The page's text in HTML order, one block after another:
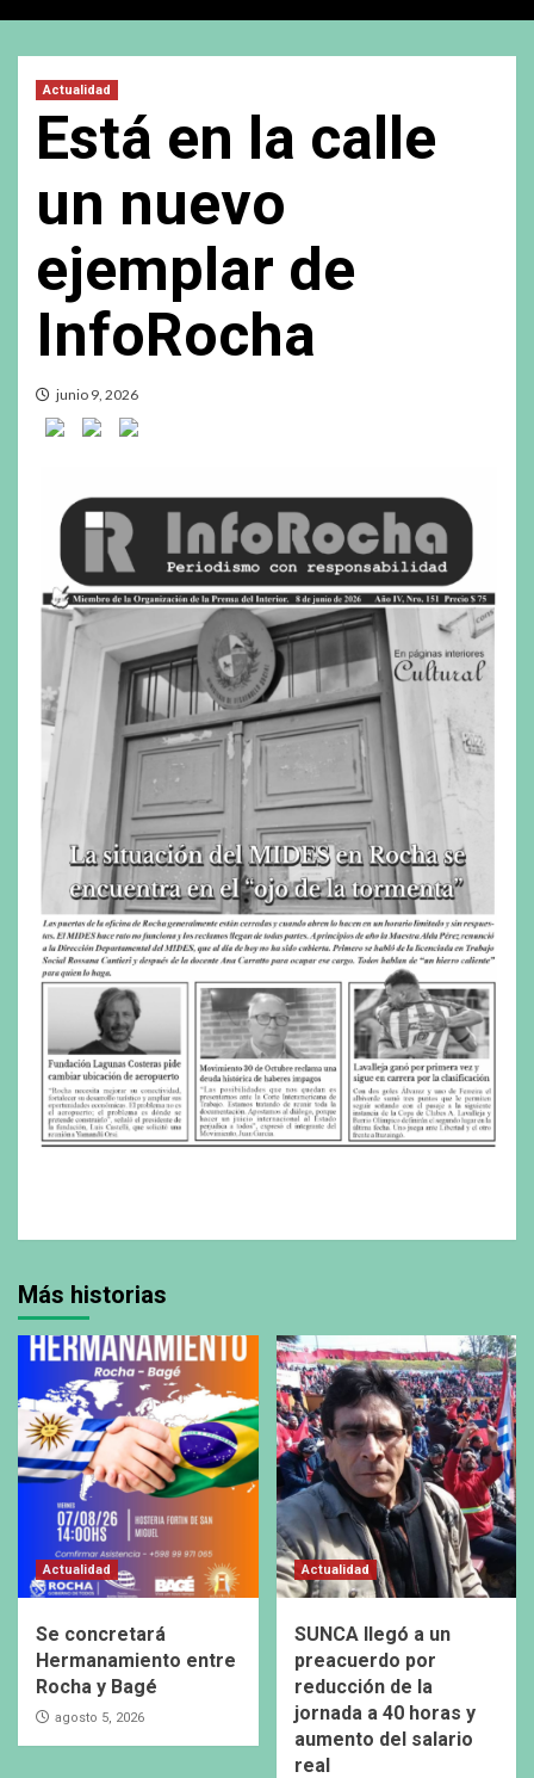
Actualidad
Está en la calle
un nuevo
ejemplar de
InfoRocha
junio 9, 2026
Más historias
Actualidad
Se concretará
Hermanamiento entre
Rocha y Bagé
agosto 5, 2026
Actualidad
SUNCA llegó a un
preacuerdo por
reducción de la
jornada a 40 horas y
aumento del salario
real